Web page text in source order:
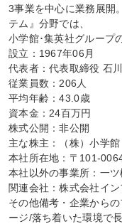
3事業を中心に業務展開
テム』分野では、
小学館･集英社グループ
設立：1967年06月
代表者：代表取締役 石
従業員数：206人
平均年齢：43.0歳
資本金：24百万円
株式公開：非公開
主な株主：（株）小学
本社所在地：〒101-
本社以外の事業所：一
関連会社：株式会社イ
その他備考・企業から
ージ/落ち着いた環境で